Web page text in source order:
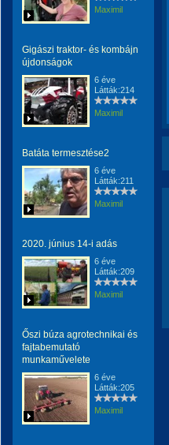
Maximil
Gigászi traktor- és kombájn
újdonságok
6 éve
Látták:214
Maximil
Batáta termesztése2
6 éve
Látták:211
Maximil
2020. június 14-i adás
6 éve
Látták:209
Maximil
Őszi búza agrotechnikai és
fajtabemutató
munkaművelete
6 éve
Látták:205
Maximil